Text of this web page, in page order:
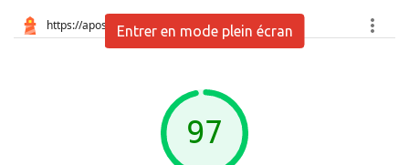
Entrer en mode plein écran